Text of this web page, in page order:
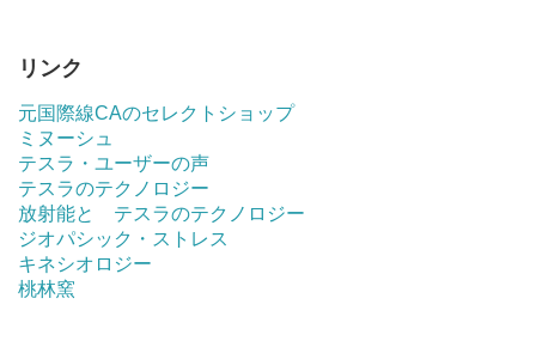
リンク
元国際線CAのセレクトショップ
ミヌーシュ
テスラ・ユーザーの声
テスラのテクノロジー
放射能と テスラのテクノロジー
ジオパシック・ストレス
キネシオロジー
桃林窯